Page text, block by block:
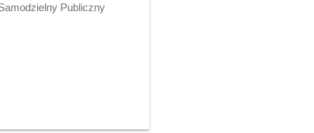
Publiczny